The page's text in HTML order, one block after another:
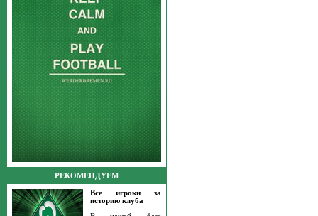
РЕКОМЕНДУЕМ
Все игроки за
историю клуба